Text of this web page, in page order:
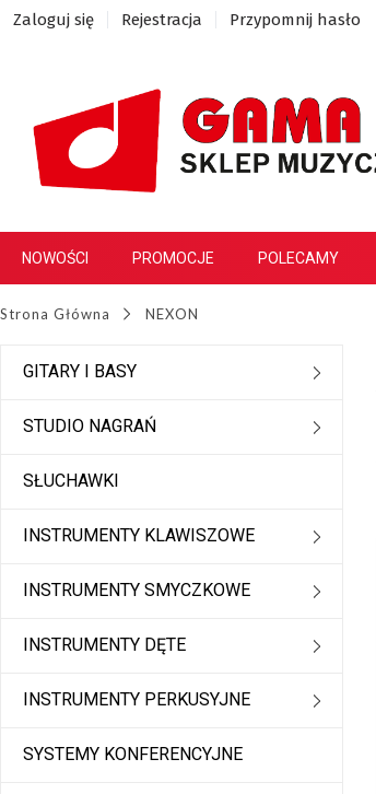
Zaloguj się Rejestracja Przypomnij hasło
NOWOŚCI PROMOCJE POLECAMY
Strona Główna NEXON
GITARY I BASY
STUDIO NAGRAŃ
SŁUCHAWKI
INSTRUMENTY KLAWISZOWE
INSTRUMENTY SMYCZKOWE
INSTRUMENTY DĘTE
INSTRUMENTY PERKUSYJNE
SYSTEMY KONFERENCYJNE